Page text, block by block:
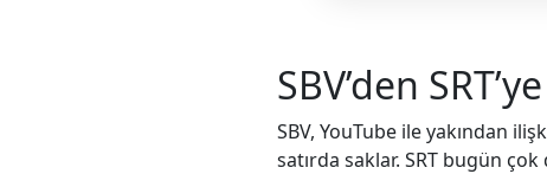
SBV’den
SBV, YouTube ile yakından
satırda saklar. SRT bugün